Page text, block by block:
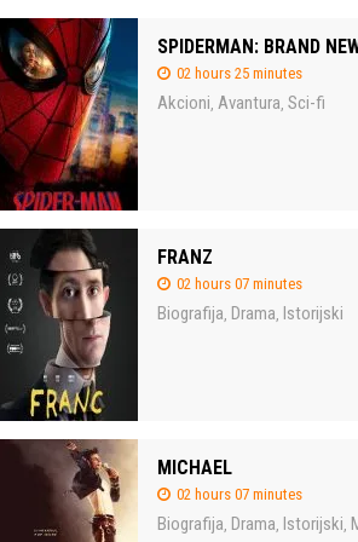
SPIDERMAN: BRAND
02 hours 25 minutes
Akcioni, Avantura, Sci-fi
FRANZ
02 hours 07 minutes
Biografija, Drama, Istorijski
MICHAEL
02 hours 07 minutes
Biografija, Drama, Istorijski,